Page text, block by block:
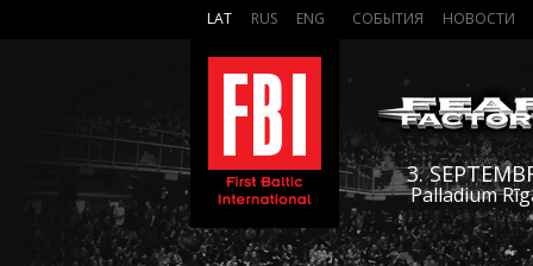
LAT RUS ENG СОБЫТИЯ НОВОСТИ
3.
Palladium